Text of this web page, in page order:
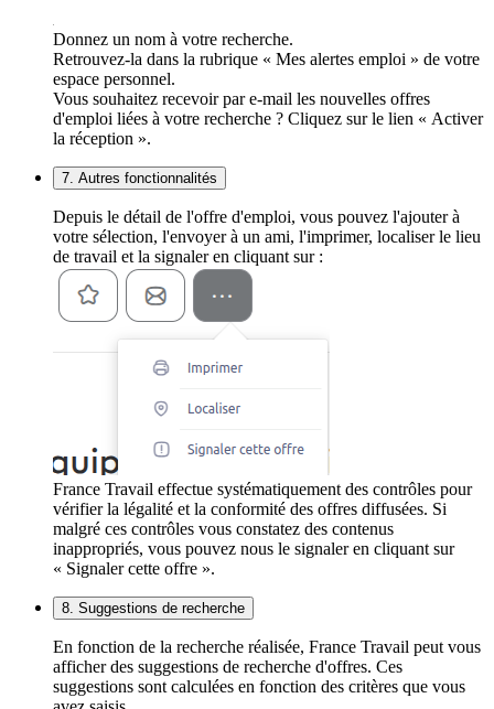
Donnez un nom à votre recherche.
Retrouvez-la dans la rubrique « Mes alertes emploi » de votre
espace personnel.
Vous souhaitez recevoir par e-mail les nouvelles offres
d'emploi liées à votre recherche ? Cliquez sur le lien « Activer
la réception ».
7. Autres fonctionnalités
Depuis le détail de l'offre d'emploi, vous pouvez l'ajouter à
votre sélection, l'envoyer à un ami, l'imprimer, localiser le lieu
de travail et la signaler en cliquant sur :
France Travail effectue systématiquement des contrôles pour
vérifier la légalité et la conformité des offres diffusées. Si
malgré ces contrôles vous constatez des contenus
inappropriés, vous pouvez nous le signaler en cliquant sur
« Signaler cette offre ».
8. Suggestions de recherche
En fonction de la recherche réalisée, France Travail peut vous
afficher des suggestions de recherche d'offres. Ces
suggestions sont calculées en fonction des critères que vous